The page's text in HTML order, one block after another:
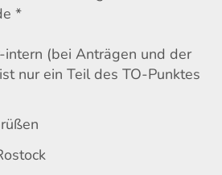
*
(bei Anträgen und der
nur ein Teil des TO-Punktes